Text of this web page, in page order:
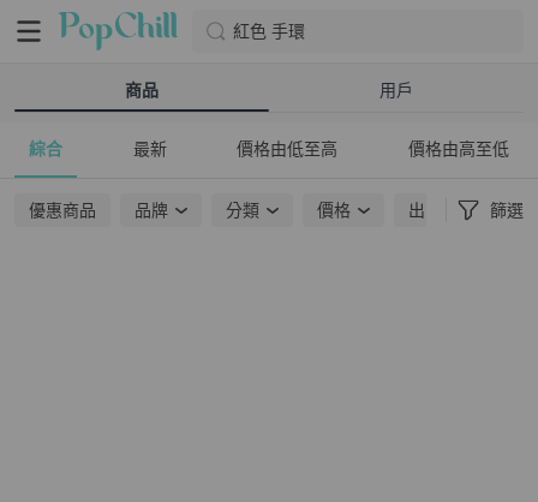
紅色 手環
商品 用戶
綜合 最新 價格由低至高 價格由高至低
優惠商品 品牌 分類 價格 出貨地點 篩選